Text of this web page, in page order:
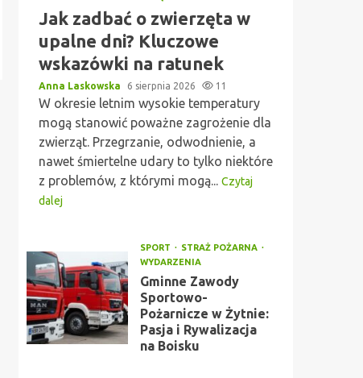
Jak zadbać o zwierzęta w
upalne dni? Kluczowe
wskazówki na ratunek
Anna Laskowska 6 sierpnia 2026 11
W okresie letnim wysokie temperatury
mogą stanowić poważne zagrożenie dla
zwierząt. Przegrzanie, odwodnienie, a
nawet śmiertelne udary to tylko niektóre
z problemów, z którymi mogą... Czytaj
dalej
SPORT
STRAŻ POŻARNA
WYDARZENIA
Gminne Zawody
Sportowo-
Pożarnicze w Żytnie:
Pasja i Rywalizacja
na Boisku